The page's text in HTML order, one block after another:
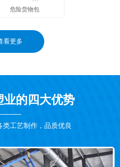
危险货物包
看更多
业的四大优势
类工艺制作，品质优良